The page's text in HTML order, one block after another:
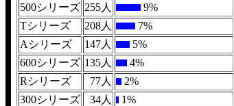
500シリーズ 255人
9%
Tシリーズ
208人
7%
Aシリーズ
147人
5%
600シリーズ 135人
4%
Rシリーズ
77人
2%
300シリーズ
34人
1%